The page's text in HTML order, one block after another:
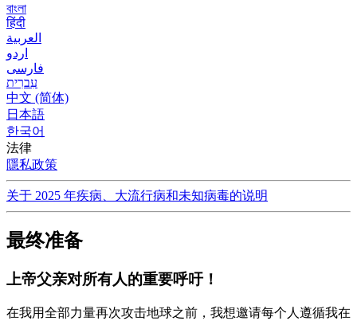
বাংলা
हिंदी
العربية
اردو
فارسی
עִברִית
中文 (简体)
日本語
한국어
法律
隱私政策
关于 2025 年疾病、大流行病和未知病毒的说明
最终准备
上帝父亲对所有人的重要呼吁！
在我用全部力量再次攻击地球之前，我想邀请每个人遵循我在